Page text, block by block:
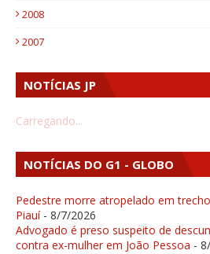
2008
2007
NOTÍCIAS JP
Carregando...
NOTÍCIAS DO G1 - GLOBO
Pedestre morre atropelado em
Piauí- 8/7/2026
Advogado é preso suspeito de
contra ex-mulher em João Pessoa -